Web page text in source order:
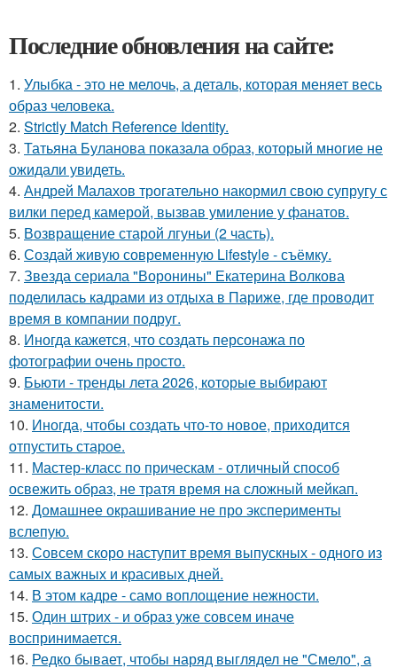
Последние обновления на сайте:
1. Улыбка - это не мелочь, а деталь, которая меняет весь
образ человека.
2. Strictly Match Reference Identity.
3. Татьяна Буланова показала образ, который многие не
ожидали увидеть.
4. Андрей Малахов трогательно накормил свою супругу с
вилки перед камерой, вызвав умиление у фанатов.
5. Возвращение старой лгуньи (2 часть).
6. Создай живую современную Lifestyle - съёмку.
7. Звезда сериала "Воронины" Екатерина Волкова
поделилась кадрами из отдыха в Париже, где проводит
время в компании подруг.
8. Иногда кажется, что создать персонажа по
фотографии очень просто.
9. Бьюти - тренды лета 2026, которые выбирают
знаменитости.
10. Иногда, чтобы создать что-то новое, приходится
отпустить старое.
11. Мастер-класс по прическам - отличный способ
освежить образ, не тратя время на сложный мейкап.
12. Домашнее окрашивание не про эксперименты
вслепую.
13. Совсем скоро наступит время выпускных - одного из
самых важных и красивых дней.
14. В этом кадре - само воплощение нежности.
15. Один штрих - и образ уже совсем иначе
воспринимается.
16. Редко бывает, чтобы наряд выглядел не "Смело", а